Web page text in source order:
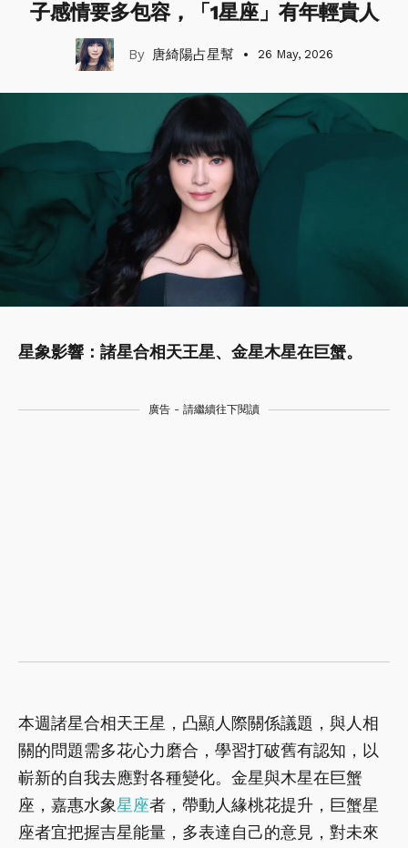
子感情要多包容，「1星座」有年輕貴人
唐綺陽占星幫 26 May, 2026
星象影響：諸星合相天王星、金星木星在巨蟹。
廣告 - 請繼續往下閱讀
本週諸星合相天王星，凸顯人際關係議題，與人相
關的問題需多花心力磨合，學習打破舊有認知，以
嶄新的自我去應對各種變化。金星與木星在巨蟹
座，嘉惠水象星座者，帶動人緣桃花提升，巨蟹星
座者宜把握吉星能量，多表達自己的意見，對未來